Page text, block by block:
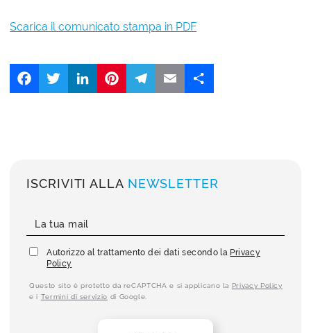
Scarica il comunicato stampa in PDF
LinkedIn
ISCRIVITI ALLA NEWSLETTER
Autorizzo al trattamento dei dati secondo la Privacy
Policy
Questo sito è protetto da reCAPTCHA e si applicano la Privacy Policy
e i Termini di servizio di Google.